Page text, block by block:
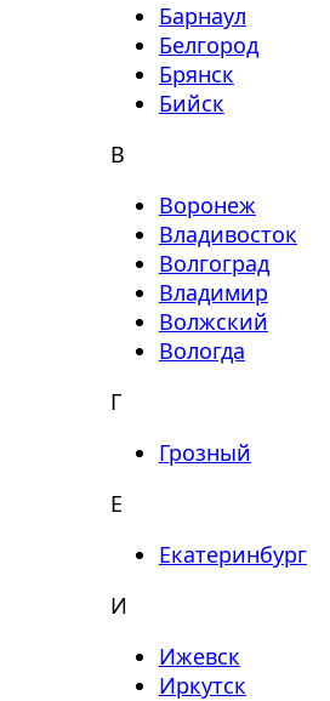
Барнаул
Белгород
Брянск
Бийск
В
Воронеж
Владивосток
Волгоград
Владимир
Волжский
Вологда
Г
Грозный
Е
Екатеринбург
И
Ижевск
Иркутск